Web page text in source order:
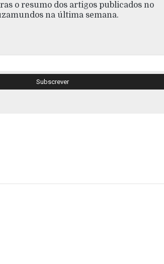
o resumo dos artigos publicados no
na última semana.